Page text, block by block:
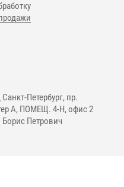
Петербург, пр.
А, ПОМЕЩ. 4-Н, офис 2
Петрович